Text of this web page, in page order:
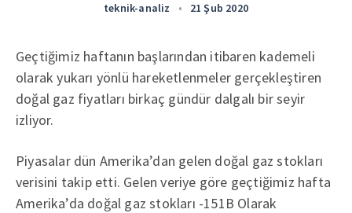
teknik-analiz • 21 Şub 2020
Geçtiğimiz haftanın başlarından itibaren kademeli
olarak yukarı yönlü hareketlenmeler gerçekleştiren
doğal gaz fiyatları birkaç gündür dalgalı bir seyir
izliyor.
Piyasalar dün Amerika’dan gelen doğal gaz stokları
verisini takip etti. Gelen veriye göre geçtiğimiz hafta
Amerika’da doğal gaz stokları -151B Olarak